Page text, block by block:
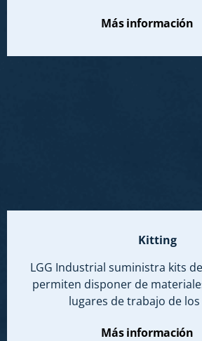
Más información
Kitting
LGG Industrial suministra kits
permiten disponer de
lugares de trabajo de
Más información